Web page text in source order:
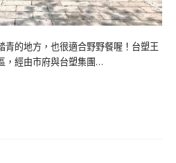
青的地方，也很適合野野餐喔！台塑王
，經由市府與台塑集團…